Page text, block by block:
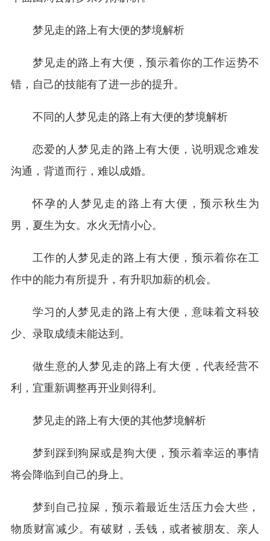
梦见走的路上有大便的梦境解析
梦见走的路上有大便，预示着你的工作运势不
错，自己的技能有了进一步的提升。
不同的人梦见走的路上有大便的梦境解析
恋爱的人梦见走的路上有大便，说明观念难发
沟通，背道而行，难以成婚。
怀孕的人梦见走的路上有大便，预示秋生为
男，夏生为女。水火无情小心。
工作的人梦见走的路上有大便，预示着你在工
作中的能力有所提升，有升职加薪的机会。
学习的人梦见走的路上有大便，意味着文科较
少、录取成绩未能达到。
做生意的人梦见走的路上有大便，代表经营不
利，宜重新调整再开业则得利。
梦见走的路上有大便的其他梦境解析
梦到踩到狗屎或是狗大便，预示着幸运的事情
将会降临到自己的身上。
梦到自己拉屎，预示着最近生活压力会大些，
物质财富减少。有破财，丢钱，或者被朋友、亲人